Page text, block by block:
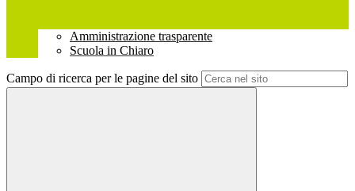
Amministrazione trasparente
Scuola in Chiaro
Campo di ricerca per le pagine del sito